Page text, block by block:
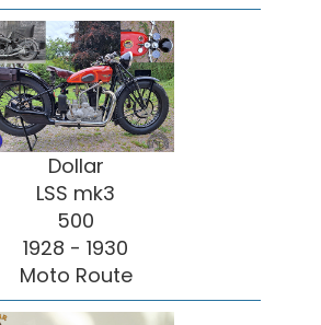
Dollar
LSS mk3
500
1928 - 1930
Moto Route